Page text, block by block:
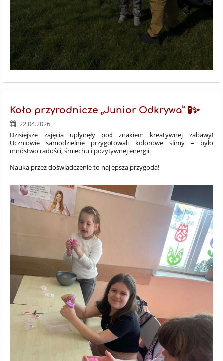
Koło przyrodnicze „Junior Odkrywa” 🧪✨
22.04.2026
Dzisiejsze zajęcia upłynęły pod znakiem kreatywnej zabawy!
Uczniowie samodzielnie przygotowali kolorowe slimy – było
mnóstwo radości, śmiechu i pozytywnej energii
Nauka przez doświadczenie to najlepsza przygoda!